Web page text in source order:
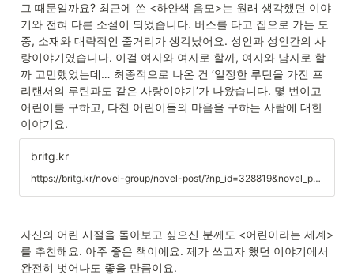
린이에 대해 생각해보자고 손 내민
다.
그 때문일까요? 최근에 쓴 <하얀색 음모>는 원래 생각했던 이야
기와 전혀 다른 소설이 되었습니다. 버스를 타고 집으로 가는 도
중, 소재와 대략적인 줄거리가 생각났어요. 성인과 성인간의 사
랑이야기였습니다. 이걸 여자와 여자로 할까, 여자와 남자로 할
까 고민했었는데… 최종적으로 나온 건 ‘일정한 루틴을 가진 프
리랜서의 루틴과도 같은 사랑이야기’가 나왔습니다. 몇 번이고
어린이를 구하고, 다친 어린이들의 마음을 구하는 사람에 대한
이야기요.
britg.kr
https://britg.kr/novel-group/novel-post/?np_id=328819&novel_post_id=135159
자신의 어린 시절을 돌아보고 싶으신 분께도 <어린이라는 세계>
를 추천해요. 아주 좋은 책이에요. 제가 쓰고자 했던 이야기에서
완전히 벗어나도 좋을 만큼이요.